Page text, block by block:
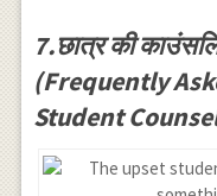
7.छात्र की
(Frequently
Student